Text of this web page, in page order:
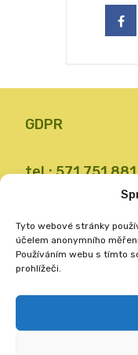
Tyto webové stránky
účelem anonymního
Používáním webu s tímto
prohlížeči.
GDPR
tel.: 571 751 881
email:
ID datové
Valašská
756 27